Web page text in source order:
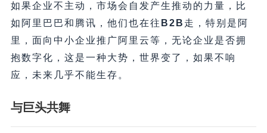
如果企业不主动，市场会自发产生推动的力量，比
如阿里巴巴和腾讯，他们也在往 B2B 走，特别是阿
里，面向中小企业推广阿里云等，无论企业是否拥
抱数字化，这是一种大势，世界变了，如果不响
应，未来几乎不能生存。
与巨头共舞